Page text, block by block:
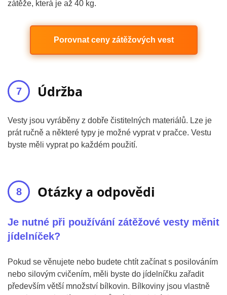
zátěže, která je až 40 kg.
Porovnat ceny zátěžových vest
Údržba
Vesty jsou vyráběny z dobře čistitelných materiálů. Lze je
prát ručně a některé typy je možné vyprat v pračce. Vestu
byste měli vyprat po každém použití.
Otázky a odpovědi
Je nutné při používání zátěžové vesty měnit
jídelníček?
Pokud se věnujete nebo budete chtít začínat s posilováním
nebo silovým cvičením, měli byste do jídelníčku zařadit
především větší množství bílkovin. Bílkoviny jsou vlastně